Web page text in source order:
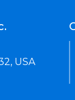
USA